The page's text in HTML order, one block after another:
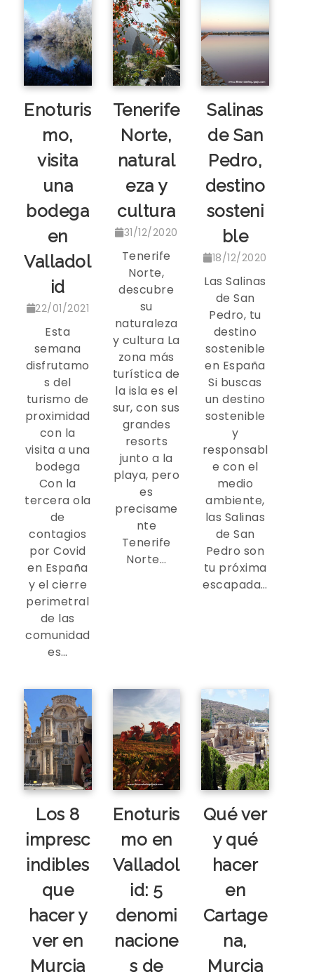
Enoturis
mo,
visita
una
bodega
en
Valladol
id
22/01/2021
Esta
semana
disfrutamo
s del
turismo de
proximidad
con la
visita a una
bodega
Con la
tercera ola
de
contagios
por Covid
en España
y el cierre
perimetral
de las
comunidad
es…
Tenerife
Norte,
natural
eza y
cultura
31/12/2020
Tenerife
Norte,
descubre
su
naturaleza
y cultura La
zona más
turística de
la isla es el
sur, con sus
grandes
resorts
junto a la
playa, pero
es
precisame
nte
Tenerife
Norte…
Salinas
de San
Pedro,
destino
sosteni
ble
18/12/2020
Las Salinas
de San
Pedro, tu
destino
sostenible
en España
Si buscas
un destino
sostenible
y
responsabl
e con el
medio
ambiente,
las Salinas
de San
Pedro son
tu próxima
escapada…
Los 8
impresc
indibles
que
hacer y
ver en
Murcia
Enoturis
mo en
Valladol
id: 5
denomi
nacione
s de
Qué ver
y qué
hacer
en
Cartage
na,
Murcia